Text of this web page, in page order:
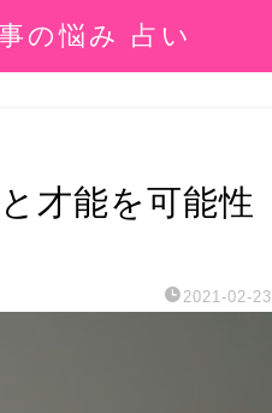
の悩み 占い
才能を可能性
2021-02-23